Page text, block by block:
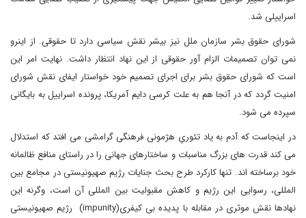
اسراییلی شد.
شورای حقوق بشر سازمان ملل نیز بیشر نقش سیاسی دارد تا حقوقی. از اینرو
نمی توان تصمیمات الزام آور حقوقی از این نهاد انتظار داشت. نهایت امر این
است که شورای حقوق بشر برای اجرای تصمیم خود خواستار ایفای نقش شورای
امنیت گردد که در آنجا هم به علت کرسی دایم آمریکا، پرونده اسراییل به بایگانی
سپرده می شود.
در اینجاست که آدم به یاد تئوریِ هژمونی فرهنگی گرامشی می افتد که استدلال
می کند قدرت های بزرگ مناسبات و ساختارهای جهانی را در راستای منافع ظالمانه
خود برساخته اند. تنها کارکرد طرح بحث جنایات رژیم صهیونیستی در مجامع بین
المللی، رسوایی این رژیم و کاهش مقبولیت بین المللی آن است، وگرنه این
نهادها نقش موثری در مقابله با پدیده بی کیفری((impunity رژیم صهیونیستی